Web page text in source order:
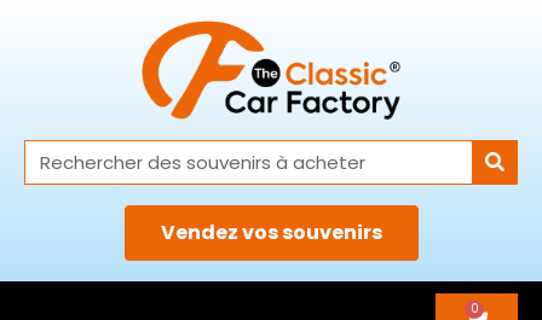
Vendez vos souvenirs
0